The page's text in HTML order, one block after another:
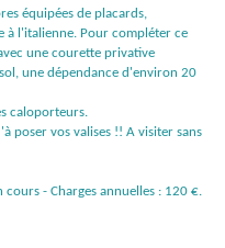
équipées de placards,
à l'italienne. Pour compléter ce
une courette privative
une dépendance d'environ 20
caloporteurs.
poser vos valises !! A visiter sans
- Charges annuelles : 120 €.